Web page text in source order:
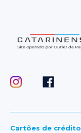
Cartões de crédito